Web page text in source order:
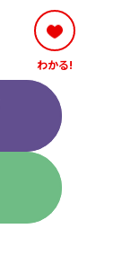
CLOSE
CLOSE
わかる!